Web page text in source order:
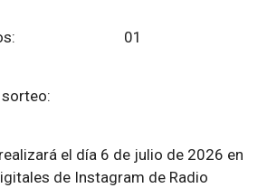
sorteos: 01
del sorteo:
el día 6 de julio de 2026 en
de Instagram de Radio